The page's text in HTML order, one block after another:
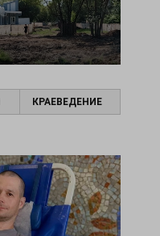
КРАЕВЕДЕНИЕ